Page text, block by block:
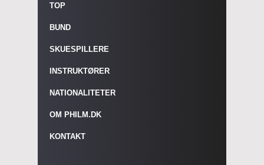
TOP
BUND
SKUESPILLERE
INSTRUKTØRER
NATIONALITETER
OM PHILM.DK
KONTAKT